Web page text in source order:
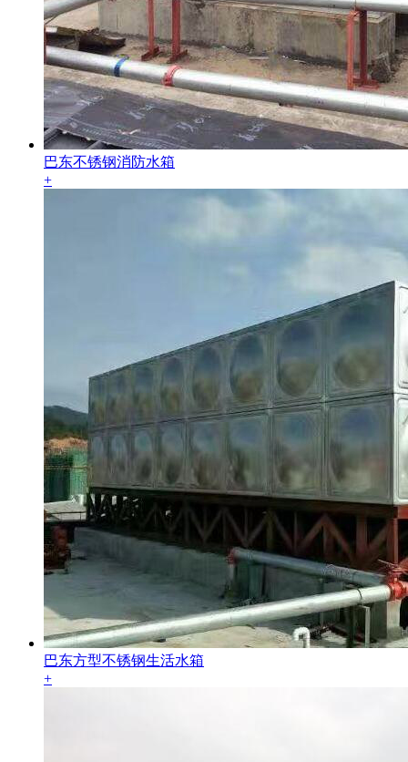
巴东不锈钢消防水箱
+
巴东方型不锈钢生活水箱
+